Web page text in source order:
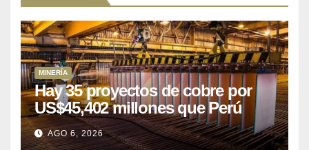
MINERÍA
Hay 35 proyectos de cobre por
US$45,402 millones que Perú
puede aprovechar
AGO 6, 2026